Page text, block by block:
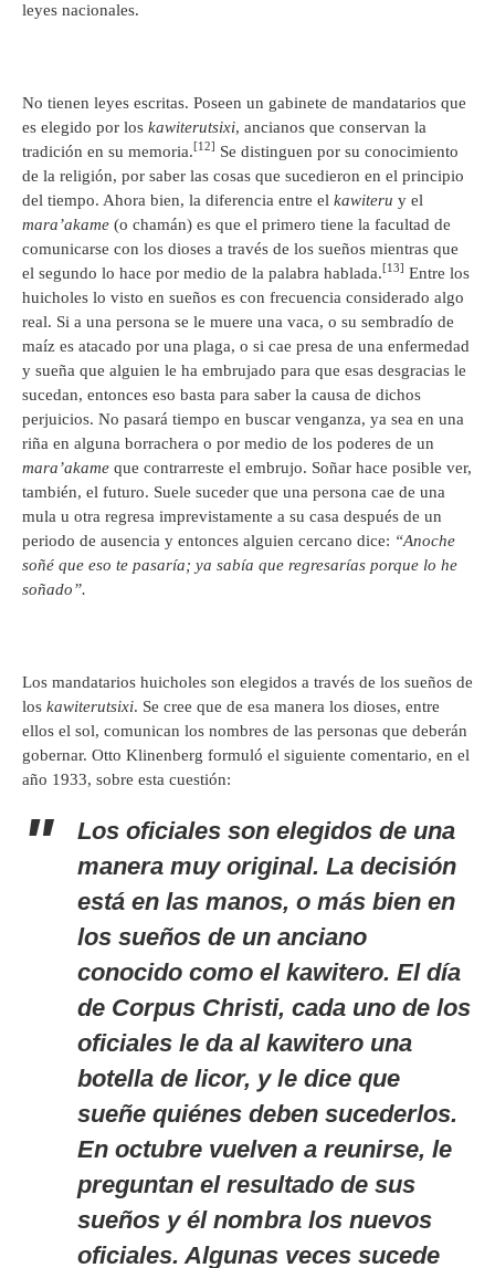
leyes nacionales.
No tienen leyes escritas. Poseen un gabinete de mandatarios que
es elegido por los kawiterutsixi, ancianos que conservan la
tradición en su memoria.[12] Se distinguen por su conocimiento
de la religión, por saber las cosas que sucedieron en el principio
del tiempo. Ahora bien, la diferencia entre el kawiteru y el
mara’akame (o chamán) es que el primero tiene la facultad de
comunicarse con los dioses a través de los sueños mientras que
el segundo lo hace por medio de la palabra hablada.[13] Entre los
huicholes lo visto en sueños es con frecuencia considerado algo
real. Si a una persona se le muere una vaca, o su sembradío de
maíz es atacado por una plaga, o si cae presa de una enfermedad
y sueña que alguien le ha embrujado para que esas desgracias le
sucedan, entonces eso basta para saber la causa de dichos
perjuicios. No pasará tiempo en buscar venganza, ya sea en una
riña en alguna borrachera o por medio de los poderes de un
mara’akame que contrarreste el embrujo. Soñar hace posible ver,
también, el futuro. Suele suceder que una persona cae de una
mula u otra regresa imprevistamente a su casa después de un
periodo de ausencia y entonces alguien cercano dice: “Anoche
soñé que eso te pasaría; ya sabía que regresarías porque lo he
soñado”.
Los mandatarios huicholes son elegidos a través de los sueños de
los kawiterutsixi. Se cree que de esa manera los dioses, entre
ellos el sol, comunican los nombres de las personas que deberán
gobernar. Otto Klinenberg formuló el siguiente comentario, en el
año 1933, sobre esta cuestión:
Los oficiales son elegidos de una
manera muy original. La decisión
está en las manos, o más bien en
los sueños de un anciano
conocido como el kawitero. El día
de Corpus Christi, cada uno de los
oficiales le da al kawitero una
botella de licor, y le dice que
sueñe quiénes deben sucederlos.
En octubre vuelven a reunirse, le
preguntan el resultado de sus
sueños y él nombra los nuevos
oficiales. Algunas veces sucede